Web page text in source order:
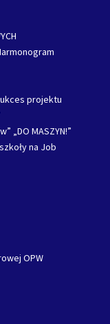
projektu
„DO MASZYN!”
na Job
OPW